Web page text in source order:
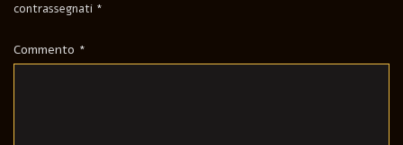
contrassegnati *
Commento *